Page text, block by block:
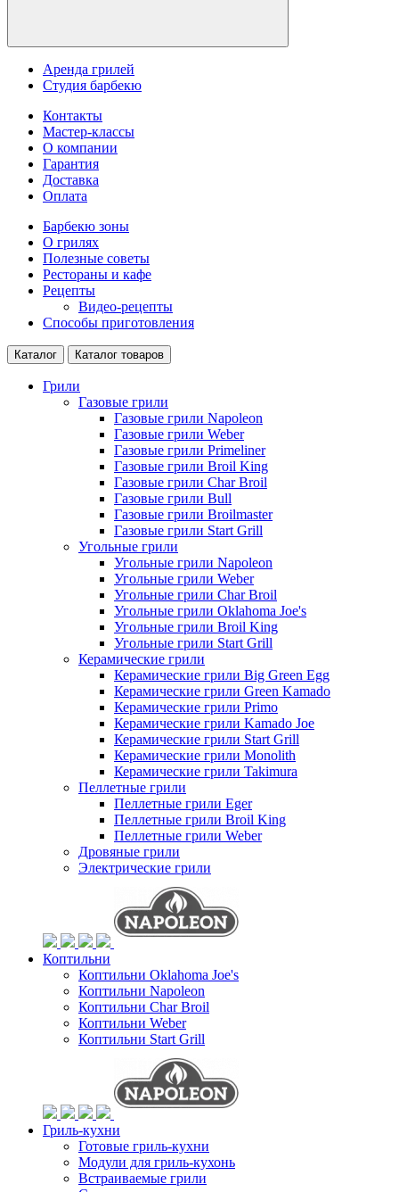
Аренда грилей
Студия барбекю
Контакты
Мастер-классы
О компании
Гарантия
Доставка
Оплата
Барбекю зоны
О грилях
Полезные советы
Рестораны и кафе
Рецепты
Видео-рецепты
Способы приготовления
Каталог Каталог товаров
Грили
Газовые грили
Газовые грили Napoleon
Газовые грили Weber
Газовые грили Primeliner
Газовые грили Broil King
Газовые грили Char Broil
Газовые грили Bull
Газовые грили Broilmaster
Газовые грили Start Grill
Угольные грили
Угольные грили Napoleon
Угольные грили Weber
Угольные грили Char Broil
Угольные грили Oklahoma Joe's
Угольные грили Broil King
Угольные грили Start Grill
Керамические грили
Керамические грили Big Green Egg
Керамические грили Green Kamado
Керамические грили Primo
Керамические грили Kamado Joe
Керамические грили Start Grill
Керамические грили Monolith
Керамические грили Takimura
Пеллетные грили
Пеллетные грили Eger
Пеллетные грили Broil King
Пеллетные грили Weber
Дровяные грили
Электрические грили
Коптильни
Коптильни Oklahoma Joe's
Коптильни Napoleon
Коптильни Char Broil
Коптильни Weber
Коптильни Start Grill
Гриль-кухни
Готовые гриль-кухни
Модули для гриль-кухонь
Встраиваемые грили